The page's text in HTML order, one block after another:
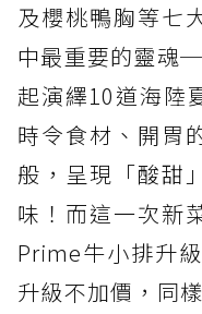
及櫻桃鴨胸等七
中最重要的靈魂
起演繹10道海陸
時令食材、開胃
般，呈現「酸甜
味！而這一次新
Prime牛小排升
升級不加價，同